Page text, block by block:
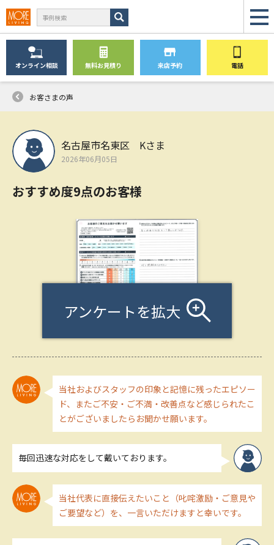
オンライン相談 無料お見積り 来店予約 電話
お客さまの声
名古屋市名東区 Kさま
2026年06月05日
おすすめ度9点のお客様
アンケートを拡大
当社およびスタッフの印象と記憶に残ったエピソー
ド、またご不安・ご不満・改善点など感じられたこ
とがございましたらお聞かせ願います。
毎回迅速な対応をして戴いております。
当社代表に直接伝えたいこと（叱咤激励・ご意見や
ご要望など）を、一言いただけますと幸いです。